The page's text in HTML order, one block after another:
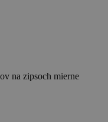
na zipsoch mierne